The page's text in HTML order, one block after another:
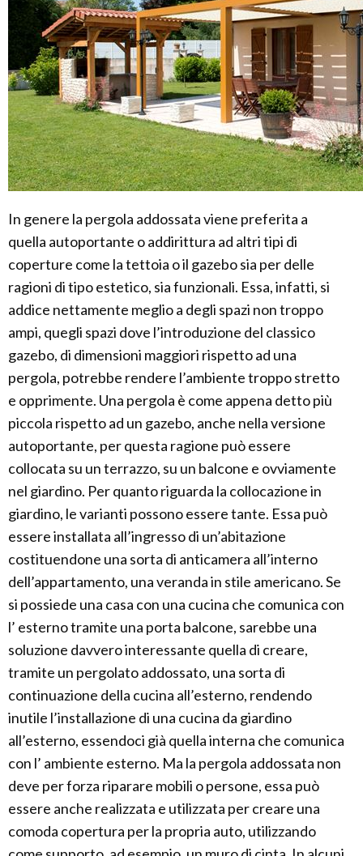
In genere la pergola addossata viene preferita a
quella autoportante o addirittura ad altri tipi di
coperture come la tettoia o il gazebo sia per delle
ragioni di tipo estetico, sia funzionali. Essa, infatti, si
addice nettamente meglio a degli spazi non troppo
ampi, quegli spazi dove l’introduzione del classico
gazebo, di dimensioni maggiori rispetto ad una
pergola, potrebbe rendere l’ambiente troppo stretto
e opprimente. Una pergola è come appena detto più
piccola rispetto ad un gazebo, anche nella versione
autoportante, per questa ragione può essere
collocata su un terrazzo, su un balcone e ovviamente
nel giardino. Per quanto riguarda la collocazione in
giardino, le varianti possono essere tante. Essa può
essere installata all’ingresso di un’abitazione
costituendone una sorta di anticamera all’interno
dell’appartamento, una veranda in stile americano. Se
si possiede una casa con una cucina che comunica con
l’ esterno tramite una porta balcone, sarebbe una
soluzione davvero interessante quella di creare,
tramite un pergolato addossato, una sorta di
continuazione della cucina all’esterno, rendendo
inutile l’installazione di una cucina da giardino
all’esterno, essendoci già quella interna che comunica
con l’ ambiente esterno. Ma la pergola addossata non
deve per forza riparare mobili o persone, essa può
essere anche realizzata e utilizzata per creare una
comoda copertura per la propria auto, utilizzando